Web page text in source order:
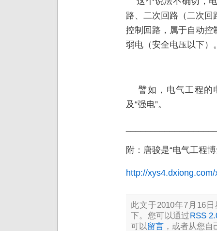
路、二次回路（二次
控制回路，属于自动控
弱电（安全电压以下）
譬如，电气工程的
及“强电”。
附：唐骏是“电气工程博
http://
此文于2010年7月16
下。您可以通过RSS
可以留言 ，或者从您自